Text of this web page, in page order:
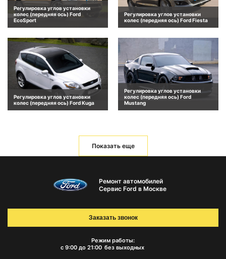
Регулировка углов установки
колес (передняя ось) Ford
EcoSport
Регулировка углов установки
колес (передняя ось) Ford Fiesta
Регулировка углов установки
колес (передняя ось) Ford Kuga
Регулировка углов установки
колес (передняя ось) Ford
Mustang
Показать еще
Ремонт автомобилей
Сервис Ford в Москве
Режим работы:
с 9:00 до 21:00 без выходных
Заказать звонок